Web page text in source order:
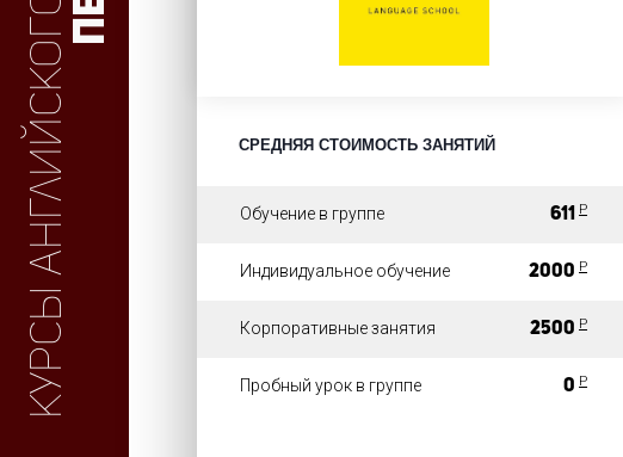
Курсы английского СРЕДНЯЯ СТОИМОСТЬ ЗАНЯТИЙ
Обучение в группе 611 Р
Индивидуальное обучение 2000 Р
Корпоративные занятия 2500 Р
Пробный урок в группе 0 P